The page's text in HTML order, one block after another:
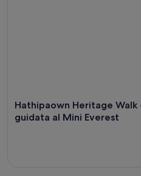
Hathipaown Heritage Walk
guidata al Mini Everest